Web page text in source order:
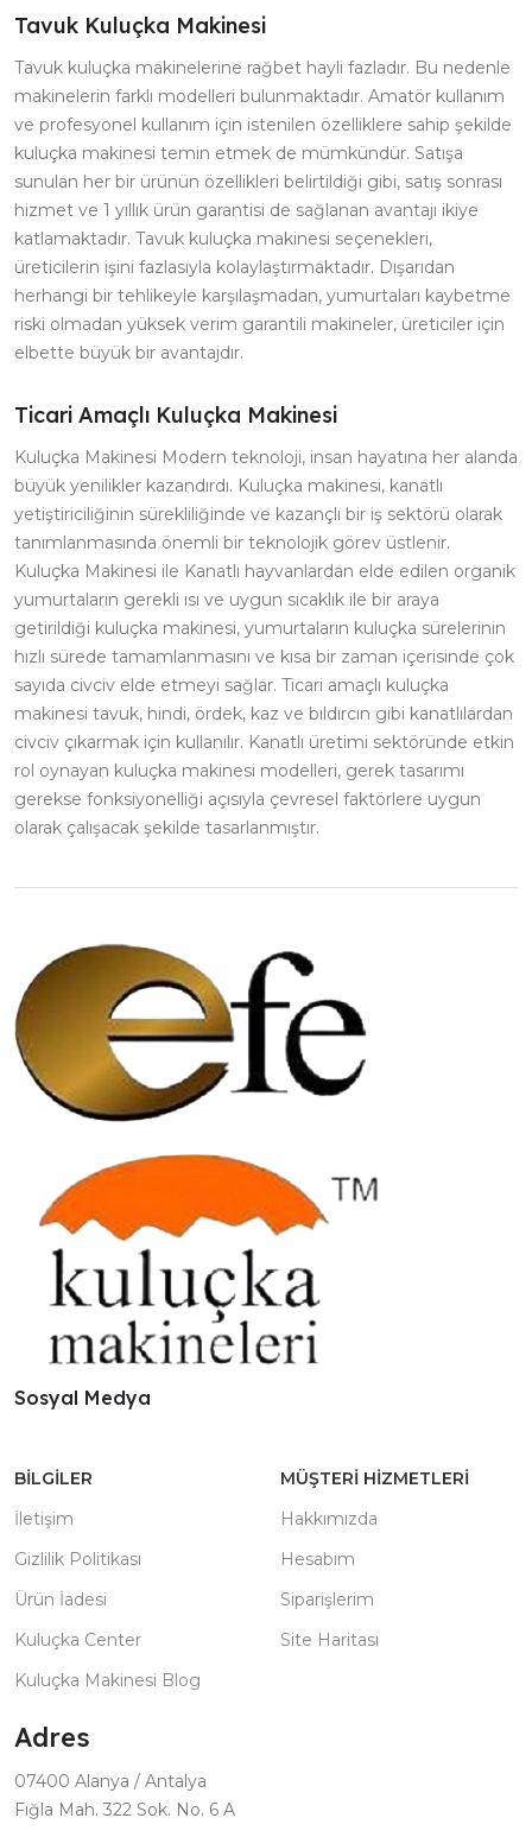
Tavuk Kuluçka Makinesi
Tavuk kuluçka makinelerine rağbet hayli fazladır. Bu nedenle
makinelerin farklı modelleri bulunmaktadır. Amatör kullanım
ve profesyonel kullanım için istenilen özelliklere sahip şekilde
kuluçka makinesi temin etmek de mümkündür. Satışa
sunulan her bir ürünün özellikleri belirtildiği gibi, satış sonrası
hizmet ve 1 yıllık ürün garantisi de sağlanan avantajı ikiye
katlamaktadır. Tavuk kuluçka makinesi seçenekleri,
üreticilerin işini fazlasıyla kolaylaştırmaktadır. Dışarıdan
herhangi bir tehlikeyle karşılaşmadan, yumurtaları kaybetme
riski olmadan yüksek verim garantili makineler, üreticiler için
elbette büyük bir avantajdır.
Ticari Amaçlı Kuluçka Makinesi
Kuluçka Makinesi Modern teknoloji, insan hayatına her alanda
büyük yenilikler kazandırdı. Kuluçka makinesi, kanatlı
yetiştiriciliğinin sürekliliğinde ve kazançlı bir iş sektörü olarak
tanımlanmasında önemli bir teknolojik görev üstlenir.
Kuluçka Makinesi ile Kanatlı hayvanlardan elde edilen organik
yumurtaların gerekli ısı ve uygun sıcaklık ile bir araya
getirildiği kuluçka makinesi, yumurtaların kuluçka sürelerinin
hızlı sürede tamamlanmasını ve kısa bir zaman içerisinde çok
sayıda civciv elde etmeyi sağlar. Ticari amaçlı kuluçka
makinesi tavuk, hindi, ördek, kaz ve bıldırcın gibi kanatlılardan
civciv çıkarmak için kullanılır. Kanatlı üretimi sektöründe etkin
rol oynayan kuluçka makinesi modelleri, gerek tasarımı
gerekse fonksiyonelliği açısıyla çevresel faktörlere uygun
olarak çalışacak şekilde tasarlanmıştır.
Sosyal Medya
BILGILER
İletişim
Gizlilik Politikası
Ürün İadesi
Kuluçka Center
Kuluçka Makinesi Blog
MÜŞTERI HIZMETLERI
Hakkımızda
Hesabım
Siparişlerim
Site Haritası
Adres
07400 Alanya / Antalya
Fığla Mah. 322 Sok. No. 6 A